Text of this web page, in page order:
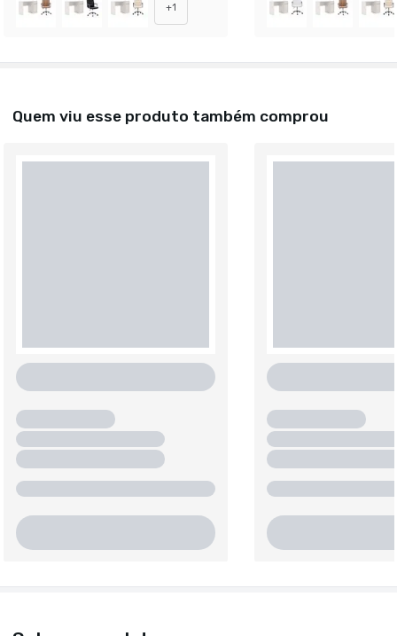
+1
Quem viu esse produto também comprou